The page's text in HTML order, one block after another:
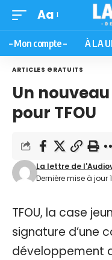
Aa
– Mon compte – À LA
ARTICLES GRATUITS
Un
pour TFOU
Dernière mise à jour
La lettre de
TFOU, la case
signature d’une
développement